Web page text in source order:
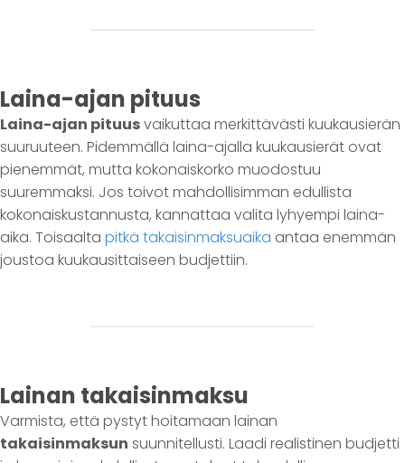
Laina-ajan pituus
Laina-ajan pituusvaikuttaa merkittävästi kuukausierän
suuruuteen. Pidemmällä laina-ajalla kuukausierät ovat
pienemmät, mutta kokonaiskorko muodostuu
suuremmaksi. Jos toivot mahdollisimman edullista
kokonaiskustannusta, kannattaa valita lyhyempi laina-
aika. Toisaalta pitkä takaisinmaksuaika antaa enemmän
joustoa kuukausittaiseen budjettiin.
Lainan takaisinmaksu
Varmista, että pystyt hoitamaan lainan
takaisinmaksun suunnitellusti. Laadi realistinen budjetti